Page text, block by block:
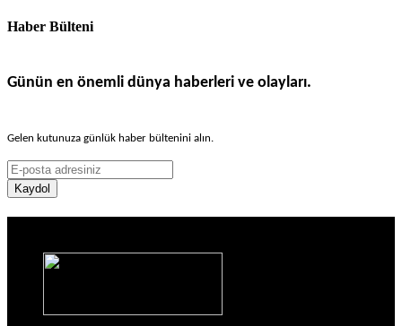
Haber Bülteni
Günün en önemli dünya haberleri ve olayları.
Gelen kutunuza günlük haber bültenini alın.
Kaydol